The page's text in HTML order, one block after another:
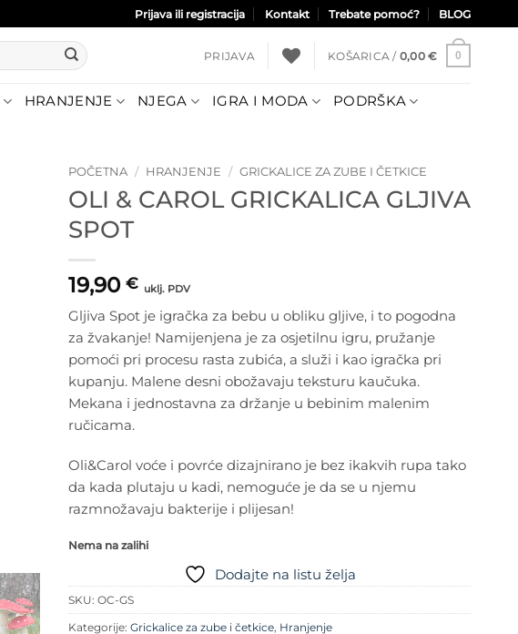
Prijava ili registracija Kontakt Trebate pomoć? BLOG
PRIJAVA KOŠARICA / 0,00 € 0
HRANJENJE NJEGA IGRA I MODA PODRŠKA
POČETNA / HRANJENJE / GRICKALICE ZA ZUBE I ČETKICE
OLI & CAROL GRICKALICA GLJIVA
SPOT
19,90 € uklj. PDV
Gljiva Spot je igračka za bebu u obliku gljive, i to pogodna
za žvakanje! Namijenjena je za osjetilnu igru, pružanje
pomoći pri procesu rasta zubića, a služi i kao igračka pri
kupanju. Malene desni obožavaju teksturu kaučuka.
Mekana i jednostavna za držanje u bebinim malenim
ručicama.
Oli&Carol voće i povrće dizajnirano je bez ikakvih rupa tako
da kada plutaju u kadi, nemoguće je da se u njemu
razmnožavaju bakterije i plijesan!
Nema na zalihi
Dodajte na listu želja
SKU: OC-GS
Kategorije: Grickalice za zube i četkice Hranjenje